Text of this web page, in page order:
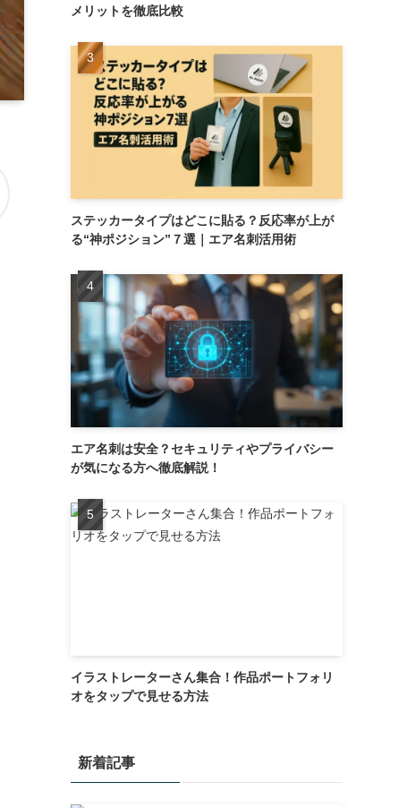
メリットを徹底比較
ステッカータイプはどこに貼る？反応率が上が
る“神ポジション”７選｜エア名刺活用術
エア名刺は安全？セキュリティやプライバシー
が気になる方へ徹底解説！
イラストレーターさん集合！作品ポートフォリ
オをタップで見せる方法
新着記事